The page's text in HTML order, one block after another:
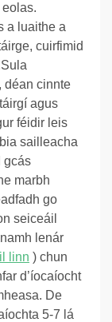
a luaithe a
cuirfimid
Sula
déan cinnte
agus
féidir leis
sailleacha
I gcás
marbh
go
seiceáil
lenár
linn ) chun
d’íocaíocht
De
5-7 lá